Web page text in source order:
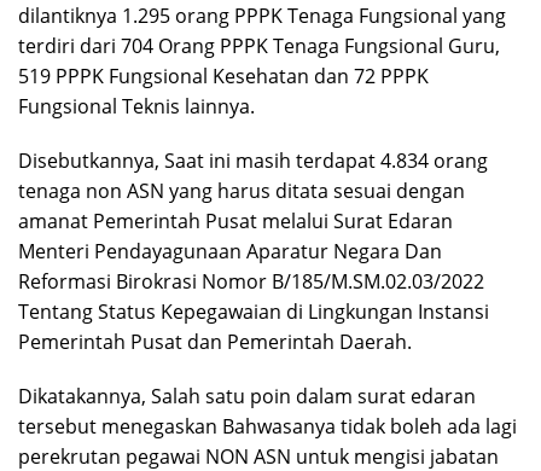
dilantiknya 1.295 orang PPPK Tenaga Fungsional yang
terdiri dari 704 Orang PPPK Tenaga Fungsional Guru,
519 PPPK Fungsional Kesehatan dan 72 PPPK
Fungsional Teknis lainnya.
Disebutkannya, Saat ini masih terdapat 4.834 orang
tenaga non ASN yang harus ditata sesuai dengan
amanat Pemerintah Pusat melalui Surat Edaran
Menteri Pendayagunaan Aparatur Negara Dan
Reformasi Birokrasi Nomor B/185/M.SM.02.03/2022
Tentang Status Kepegawaian di Lingkungan Instansi
Pemerintah Pusat dan Pemerintah Daerah.
Dikatakannya, Salah satu poin dalam surat edaran
tersebut menegaskan Bahwasanya tidak boleh ada lagi
perekrutan pegawai NON ASN untuk mengisi jabatan